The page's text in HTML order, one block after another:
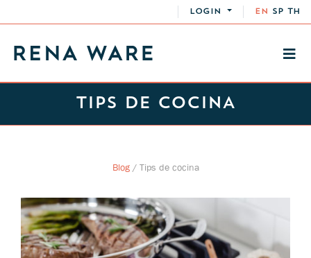
LOGIN EN SP TH
TIPS DE COCINA
Blog/ Tips de cocina